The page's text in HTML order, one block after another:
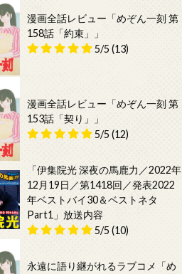
漫画全話レビュー「めぞん一刻 第
158話「約束」」
5/5 (13)
漫画全話レビュー「めぞん一刻 第
153話「契り」」
5/5 (12)
「伊集院光 深夜の馬鹿力／2022年
12月19日／第1418回／発表2022
年ベストバイ30＆ベストネタ
Part1」放送内容
5/5 (10)
永遠に語り継がれるラブコメ「め